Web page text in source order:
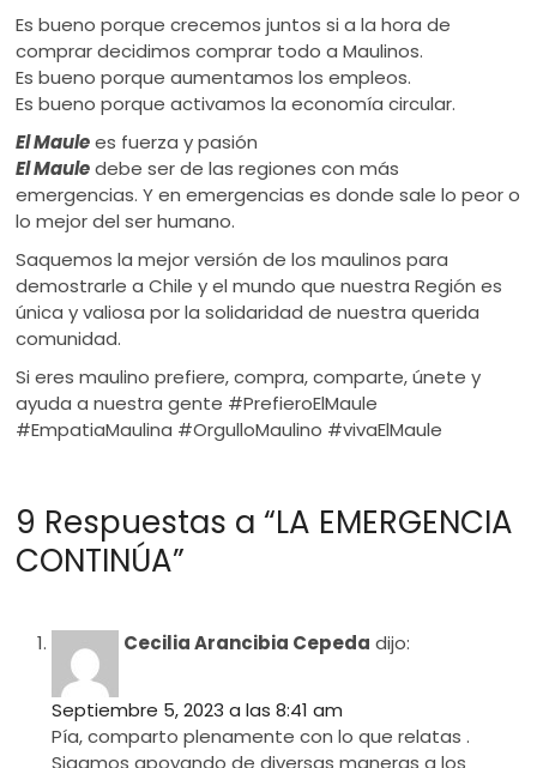
Es bueno porque crecemos juntos si a la hora de
comprar decidimos comprar todo a Maulinos.
Es bueno porque aumentamos los empleos.
Es bueno porque activamos la economía circular.
El Maulees fuerza y pasión
El Mauledebe ser de las regiones con más
emergencias. Y en emergencias es donde sale lo peor o
lo mejor del ser humano.
Saquemos la mejor versión de los maulinos para
demostrarle a Chile y el mundo que nuestra Región es
única y valiosa por la solidaridad de nuestra querida
comunidad.
Si eres maulino prefiere, compra, comparte, únete y
ayuda a nuestra gente #PrefieroElMaule
#EmpatiaMaulina #OrgulloMaulino #vivaElMaule
9 Respuestas a “LA EMERGENCIA
CONTINÚA”
Cecilia Arancibia Cepeda dijo:
Septiembre 5, 2023 a las 8:41 am
Pía, comparto plenamente con lo que relatas .